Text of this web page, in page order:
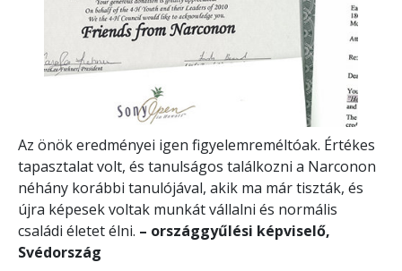
Az önök eredményei igen figyelemreméltóak. Értékes
tapasztalat volt, és tanulságos találkozni a Narconon
néhány korábbi tanulójával, akik ma már tiszták, és
újra képesek voltak munkát vállalni és normális
családi életet élni. – országgyűlési képviselő,
Svédország